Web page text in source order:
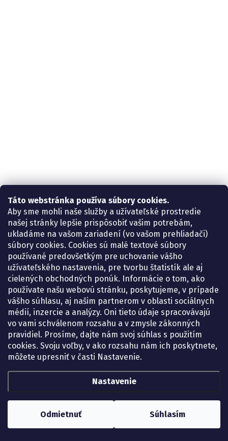
Táto webstránka používa súbory cookies.
Aby sme mohli naše služby a užívateľské prostredie
našej stránky lepšie prispôsobiť vašim potrebám,
ukladáme na vašom zariadení (vo vašom prehliadači)
súbory cookies. Cookies sú malé textové súbory
používané predovšetkým pre uchovanie vášho
užívateľského nastavenia, pre tvorbu štatistík ale aj
cielených obchodných ponúk. Informácie o tom, ako
používate našu webovú stránku, poskytujeme, v prípade
vášho súhlasu, aj našim partnerom v oblasti sociálnych
médií, inzercie a analýzy. Oni tieto údaje spracovávajú
vo vami schválenom rozsahu a v zmysle zákonných
pravidiel. Prosíme, dajte nám svoj súhlas s použitím
cookies. Svoju voľby, v ako rozsahu nám ich poskytnete,
môžete upresniť v časti Nastavenie.
Nastavenie
Odmietnuť Súhlasím